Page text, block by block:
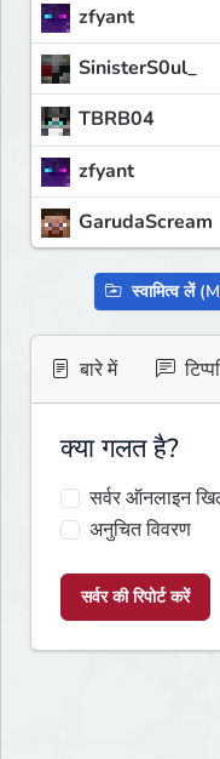
zfyant
SinisterS0ul_
TBRB04
zfyant
GarudaScream
स्वामित्व लें
बारे में
क्या गलत है?
सर्वर ऑनलाइन
अनुचित विवरण
सर्वर की रिपोर्ट करें